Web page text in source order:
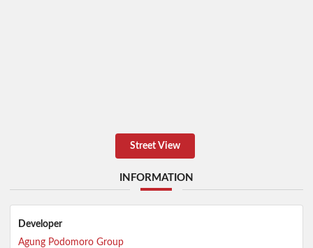
Street View
INFORMATION
Developer
Agung Podomoro Group